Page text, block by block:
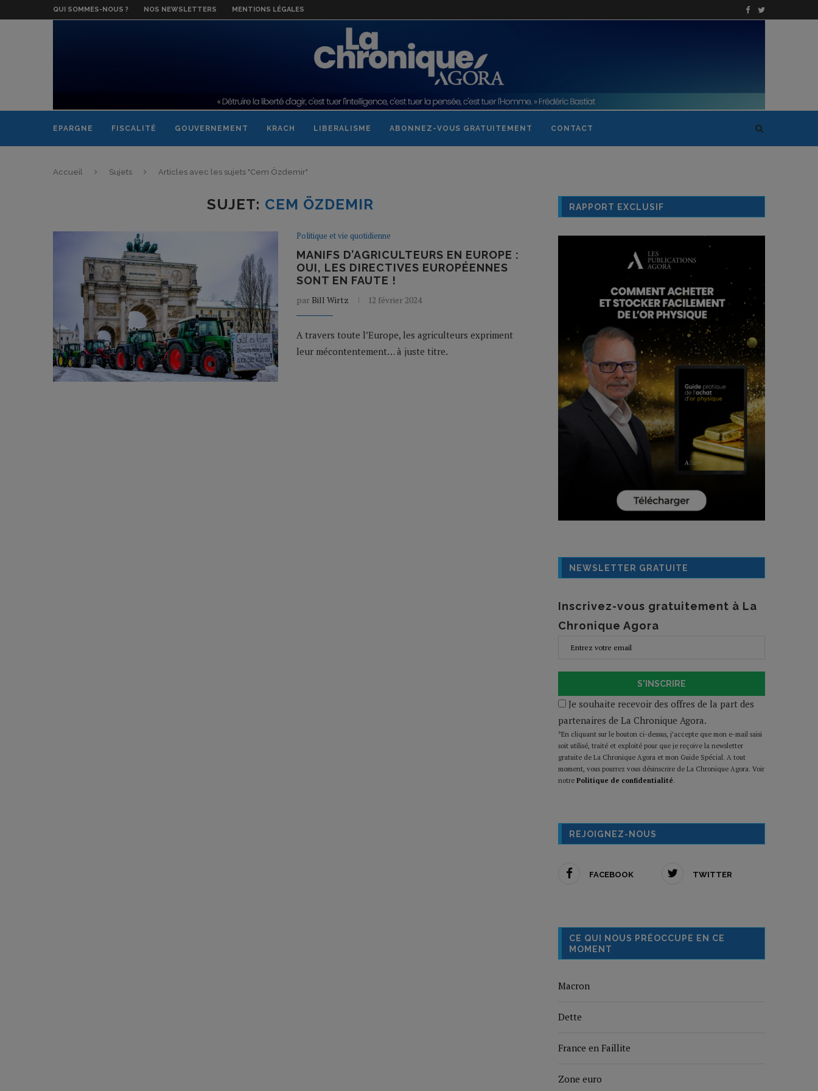
QUI SOMMES-NOUS ? NOS NEWSLETTERS MENTIONS LÉGALES
EPARGNE FISCALITÉ GOUVERNEMENT KRACH LIBERALISME ABONNEZ-VOUS GRATUITEMENT CONTACT
Accueil Sujets Articles avec les sujets "Cem Özdemir"
SUJET: CEM ÖZDEMIR
Politique et vie quotidienne
MANIFS D’AGRICULTEURS EN EUROPE :
OUI, LES DIRECTIVES EUROPÉENNES
SONT EN FAUTE !
par Bill Wirtz 12 février 2024
A travers toute l’Europe, les agriculteurs expriment
leur mécontentement… à juste titre.
RAPPORT EXCLUSIF
NEWSLETTER GRATUITE
Inscrivez-vous gratuitement à La
Chronique Agora
S'INSCRIRE
Je souhaite recevoir des offres de la part des
partenaires de La Chronique Agora.
*En cliquant sur le bouton ci-dessus, j’accepte que mon e-mail saisi
soit utilisé, traité et exploité pour que je reçoive la newsletter
gratuite de La Chronique Agora et mon Guide Spécial. A tout
moment, vous pourrez vous désinscrire de La Chronique Agora. Voir
notre Politique de confidentialité.
REJOIGNEZ-NOUS
FACEBOOK TWITTER
CE QUI NOUS PRÉOCCUPE EN CE
MOMENT
Macron
Dette
France en Faillite
Zone euro